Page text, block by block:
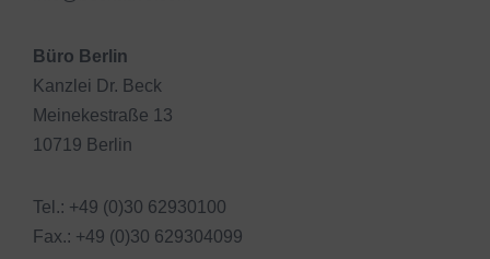
Büro Berlin
Kanzlei Dr. Beck
Meinekestraße 13
10719 Berlin
Tel.: +49 (0)30 62930100
Fax.: +49 (0)30 629304099